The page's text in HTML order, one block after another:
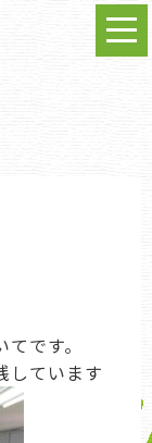
です。
しています